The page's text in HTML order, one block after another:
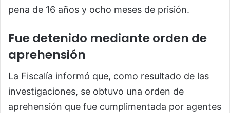
pena de 16 años y ocho meses de prisión.
Fue detenido mediante orden de
aprehensión
La Fiscalía informó que, como resultado de las
investigaciones, se obtuvo una orden de
aprehensión que fue cumplimentada por agentes